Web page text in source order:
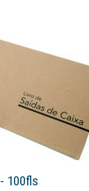
100fls